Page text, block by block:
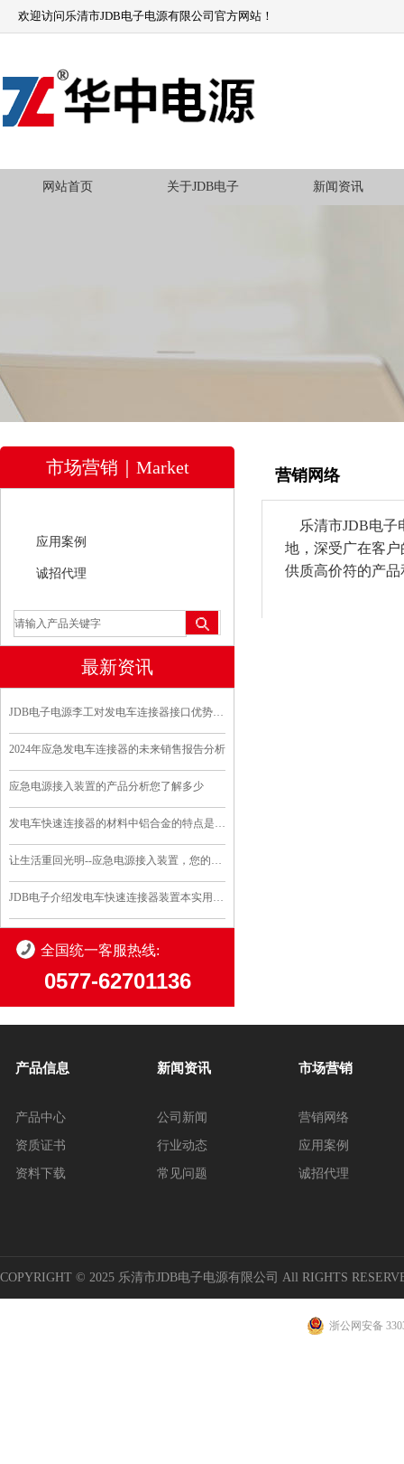
欢迎访问乐清市JDB电子电源有限公司官方网站！
网站首页 关于JDB电子 新闻资讯
市场营销｜Market
应用案例
诚招代理
最新资讯
JDB电子电源李工对发电车连接器接口优势分析
2024年应急发电车连接器的未来销售报告分析
应急电源接入装置的产品分析您了解多少
发电车快速连接器的材料中铝合金的特点是什么
让生活重回光明--应急电源接入装置，您的安全守护..
JDB电子介绍发电车快速连接器装置本实用新型的优点和利..
全国统一客服热线:
0577-62701136
营销网络
乐清市JDB电子
地，深受广在客
供质高价符的产
产品信息
产品中心
资质证书
资料下载
新闻资讯
公司新闻
行业动态
常见问题
市场营销
营销网络
应用案例
诚招代理
COPYRIGHT © 2025 乐清市JDB电子电源有限公司 All RIGHTS
浙公网安备